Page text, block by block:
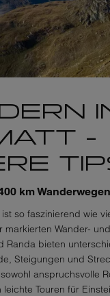
-
km Wanderwegen
so faszinierend wie
markierten Wander-
Randa bieten
Steigungen und
anspruchsvolle
leichte Touren für